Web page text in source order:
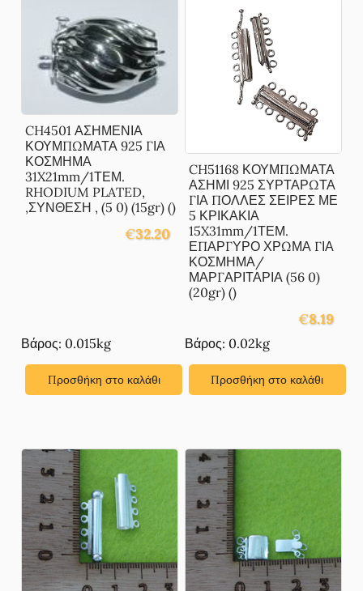
CH4501 ΑΣΗΜΕΝΙΑ
ΚΟΥΜΠΩΜΑΤΑ 925 ΓΙΑ
ΚΟΣΜΗΜΑ
31X21mm/1ΤΕΜ.
RHODIUM PLATED,
,ΣΥΝΘΕΣΗ , (5 0) (15gr) ()
€32.20
Βάρος: 0.015kg
Προσθήκη στο καλάθι
CH51168 ΚΟΥΜΠΩΜΑΤΑ
ΑΣΗΜΙ 925 ΣΥΡΤΑΡΩΤΑ
ΓΙΑ ΠΟΛΛΕΣ ΣΕΙΡΕΣ ΜΕ
5 ΚΡΙΚΑΚΙΑ
15X31mm/1ΤΕΜ.
ΕΠΑΡΓΥΡΟ ΧΡΩΜΑ ΓΙΑ
ΚΟΣΜΗΜΑ/
ΜΑΡΓΑΡΙΤΑΡΙΑ (56 0)
(20gr) ()
€8.19
Βάρος: 0.02kg
Προσθήκη στο καλάθι